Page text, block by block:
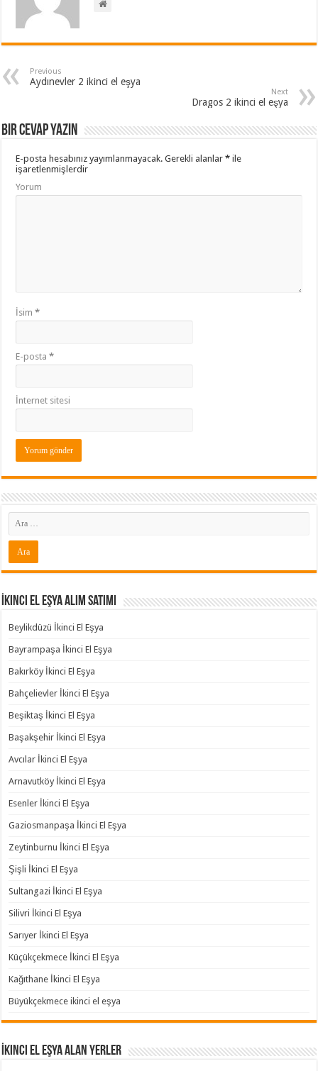
Previous
Aydınevler 2 ikinci el eşya
Next
Dragos 2 ikinci el eşya
Bir cevap yazın
E-posta hesabınız yayımlanmayacak. Gerekli alanlar* ile
işaretlenmişlerdir
Yorum
İsim*
E-posta*
İnternet sitesi
İkinci El Eşya Alım Satımı
Beylikdüzü İkinci El Eşya
Bayrampaşa İkinci El Eşya
Bakırköy İkinci El Eşya
Bahçelievler İkinci El Eşya
Beşiktaş İkinci El Eşya
Başakşehir İkinci El Eşya
Avcılar İkinci El Eşya
Arnavutköy İkinci El Eşya
Esenler İkinci El Eşya
Gaziosmanpaşa İkinci El Eşya
Zeytinburnu İkinci El Eşya
Şişli İkinci El Eşya
Sultangazi İkinci El Eşya
Silivri İkinci El Eşya
Sarıyer İkinci El Eşya
Küçükçekmece İkinci El Eşya
Kağıthane İkinci El Eşya
Büyükçekmece ikinci el eşya
İkinci El Eşya Alan Yerler